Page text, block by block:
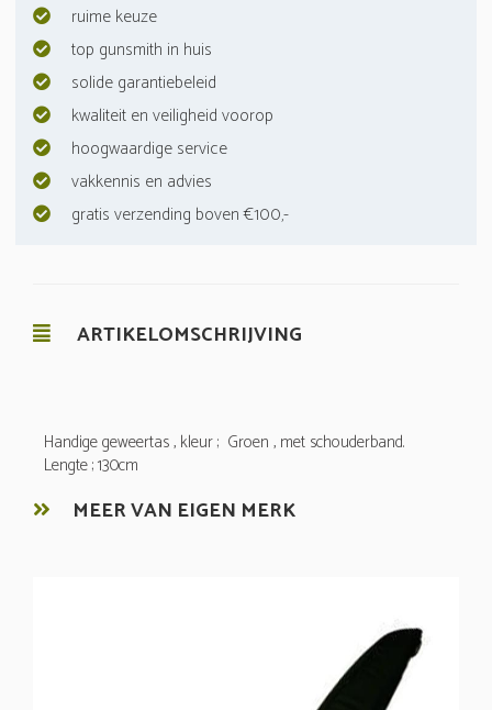
ruime keuze
top gunsmith in huis
solide garantiebeleid
kwaliteit en veiligheid voorop
hoogwaardige service
vakkennis en advies
gratis verzending boven €100,-
ARTIKELOMSCHRIJVING
Handige geweertas , kleur ; Groen , met schouderband.
Lengte ; 130cm
MEER VAN EIGEN MERK